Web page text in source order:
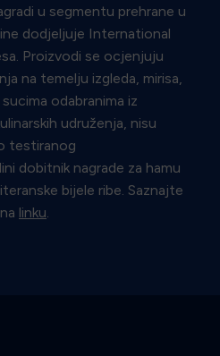
u segmentu prehrane u
dodjeljuje International
Proizvodi se ocjenjuju
na temelju izgleda, mirisa,
odabranima iz
udruženja, nisu
testiranog
dobitnik nagrade za hamu
bijele ribe. Saznajte
linku.